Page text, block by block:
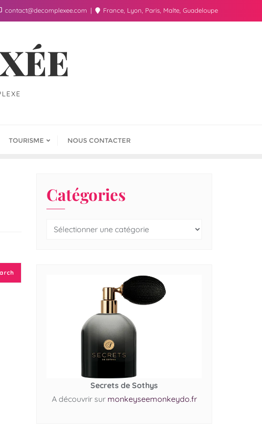
contact@decomplexee.com France, Lyon, Paris, Malte, Guadeloupe
TOURISME NOUS CONTACTER
Catégories
Secrets de Sothys
A découvrir sur monkeyseemonkeydo.fr